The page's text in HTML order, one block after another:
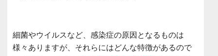
細菌やウイルスなど、感染症の原因となるものは
様々ありますが、それらにはどんな特徴があるので